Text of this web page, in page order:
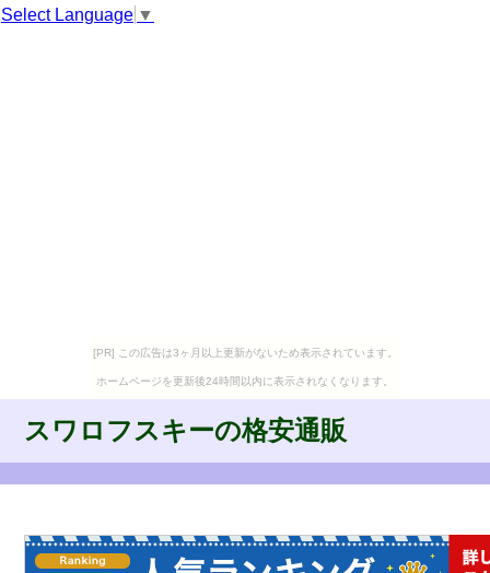
Select Language ▼
[PR] この広告は3ヶ月以上更新がないため表示されています。
ホームページを更新後24時間以内に表示されなくなります。
スワロフスキーの格安通販